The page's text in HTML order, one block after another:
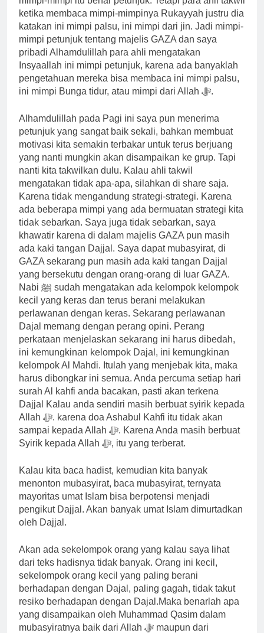
ketika membaca mimpi-mimpinya Rukayyah justru dia
katakan ini mimpi palsu, ini mimpi dari jin. Jadi mimpi-
mimpi petunjuk tentang majelis GAZA dan saya
pribadi Alhamdulillah para ahli mengatakan
Insyaallah ini mimpi petunjuk, karena ada banyaklah
pengetahuan mereka bisa membaca ini mimpi palsu,
ini mimpi Bunga tidur, atau mimpi dari Allah ﷻ.
Alhamdulillah pada Pagi ini saya pun menerima
petunjuk yang sangat baik sekali, bahkan membuat
motivasi kita semakin terbakar untuk terus berjuang
yang nanti mungkin akan disampaikan ke grup. Tapi
nanti kita takwilkan dulu. Kalau ahli takwil
mengatakan tidak apa-apa, silahkan di share saja.
Karena tidak mengandung strategi-strategi. Karena
ada beberapa mimpi yang ada bermuatan strategi kita
tidak sebarkan. Saya juga tidak sebarkan, saya
khawatir karena di dalam majelis GAZA pun masih
ada kaki tangan Dajjal. Saya dapat mubasyirat, di
GAZA sekarang pun masih ada kaki tangan Dajjal
yang bersekutu dengan orang-orang di luar GAZA.
Nabi ﷺ sudah mengatakan ada kelompok kelompok
kecil yang keras dan terus berani melakukan
perlawanan dengan keras. Sekarang perlawanan
Dajal memang dengan perang opini. Perang
perkataan menjelaskan sekarang ini harus dibedah,
ini kemungkinan kelompok Dajal, ini kemungkinan
kelompok Al Mahdi. Itulah yang menjebak kita, maka
harus dibongkar ini semua. Anda percuma setiap hari
surah Al kahfi anda bacakan, pasti akan terkena
Dajjal Kalau anda sendiri masih berbuat syirik kepada
Allah ﷻ. karena doa Ashabul Kahfi itu tidak akan
sampai kepada Allah ﷻ. Karena Anda masih berbuat
Syirik kepada Allah ﷻ, itu yang terberat.
Kalau kita baca hadist, kemudian kita banyak
menonton mubasyirat, baca mubasyirat, ternyata
mayoritas umat Islam bisa berpotensi menjadi
pengikut Dajjal. Akan banyak umat Islam dimurtadkan
oleh Dajjal.
Akan ada sekelompok orang yang kalau saya lihat
dari teks hadisnya tidak banyak. Orang ini kecil,
sekelompok orang kecil yang paling berani
berhadapan dengan Dajal, paling gagah, tidak takut
resiko berhadapan dengan Dajal.Maka benarlah apa
yang disampaikan oleh Muhammad Qasim dalam
mubasyiratnya baik dari Allah ﷻ maupun dari